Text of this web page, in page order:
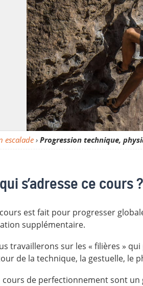
escalade› Progression technique,
s’adresse ce cours ?
est fait pour progresser
supplémentaire.
travaillerons sur les « filières »
de la technique, la gestuelle, le
cours de perfectionnement sont un